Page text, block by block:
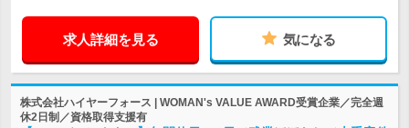
求人詳細を見る 気になる
株式会社ハイヤーフォース | WOMAN's VALUE AWARD受賞企業／完全週
休2日制／資格取得支援有